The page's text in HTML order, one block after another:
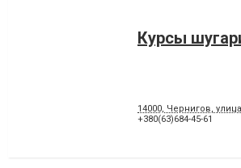
Курсы
14000, Чернигов,
+380(63)684-45-61